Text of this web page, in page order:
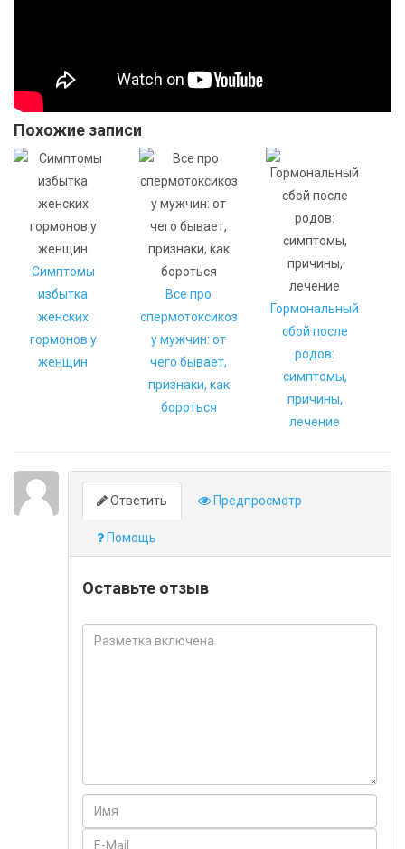
Похожие записи
Симптомы
избытка
женских
гормонов у
женщин
Все про
спермотоксикоз
у мужчин: от
чего бывает,
признаки, как
бороться
Гормональный
сбой после
родов:
симптомы,
причины,
лечение
Ответить Предпросмотр
Помощь
Оставьте отзыв